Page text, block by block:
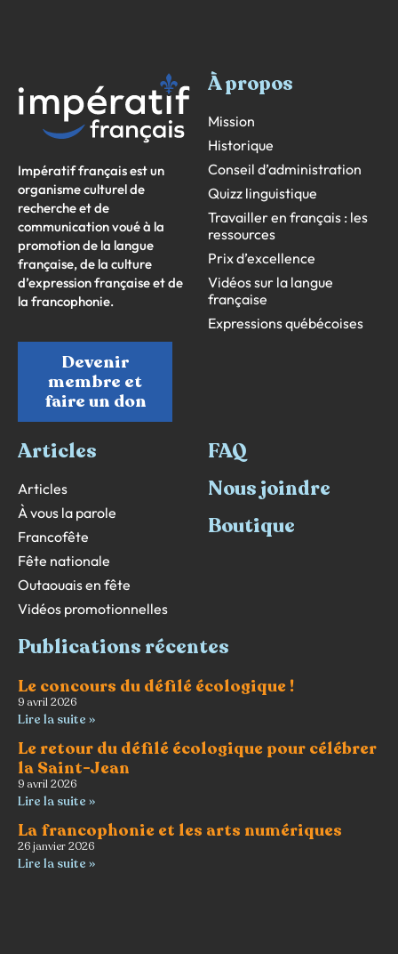
Impératif français est un
organisme culturel de
recherche et de
communication voué à la
promotion de la langue
française, de la culture
d’expression française et de
la francophonie.
Devenir
membre et
faire un don
À propos
Mission
Historique
Conseil d’administration
Quizz linguistique
Travailler en français : les
ressources
Prix d’excellence
Vidéos sur la langue
française
Expressions québécoises
Articles
Articles
À vous la parole
Francofête
Fête nationale
Outaouais en fête
Vidéos promotionnelles
FAQ
Nous joindre
Boutique
Publications récentes
Le concours du défilé écologique !
9 avril 2026
Lire la suite »
Le retour du défilé écologique pour célébrer
la Saint-Jean
9 avril 2026
Lire la suite »
La francophonie et les arts numériques
26 janvier 2026
Lire la suite »